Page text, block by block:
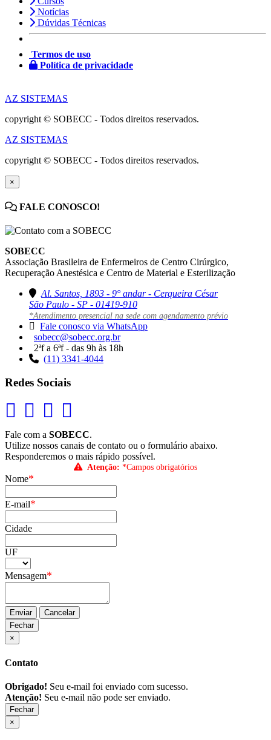
Notícias
Dúvidas Técnicas
Termos de uso
Política de privacidade
AZ SISTEMAS
copyright © SOBECC - Todos direitos reservados.
AZ SISTEMAS
copyright © SOBECC - Todos direitos reservados.
×
FALE CONOSCO!
SOBECC
Associação Brasileira de Enfermeiros de Centro Cirúrgico,
Recuperação Anestésica e Centro de Material e Esterilização
Al. Santos, 1893 - 9° andar - Cerqueira César
São Paulo - SP - 01419-910
*Atendimento presencial na sede com agendamento prévio
Fale conosco via WhatsApp
sobecc@sobecc.org.br
2ªf a 6ªf - das 9h às 18h
(11) 3341-4044
Redes Sociais
Fale com a SOBECC.
Utilize nossos canais de contato ou o formulário abaixo.
Responderemos o mais rápido possível.
Atenção: *Campos obrigatórios
Nome*
E-mail*
Cidade
UF
Mensagem*
Enviar
Cancelar
Fechar
×
Contato
Obrigado! Seu e-mail foi enviado com sucesso.
Atenção! Seu e-mail não pode ser enviado.
Fechar
×